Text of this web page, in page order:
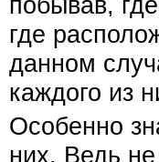
где
данном
каждого из
Особенно
них. Ведь